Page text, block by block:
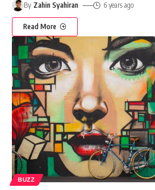
By Zahin Syahiran 6 years ago
Read More
BUZZ